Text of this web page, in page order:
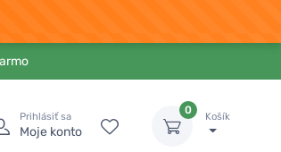
Prihlásiť sa
Moje konto
0
Košík